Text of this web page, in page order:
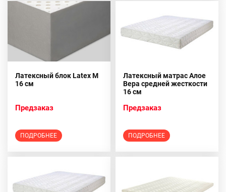
Латексный блок Latex M
16 см
Предзаказ
ПОДРОБНЕЕ
Латексный матрас Алое
Вера средней жесткости
16 см
Предзаказ
ПОДРОБНЕЕ